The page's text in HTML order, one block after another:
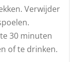
Verwijder
30 minuten
of te drinken.